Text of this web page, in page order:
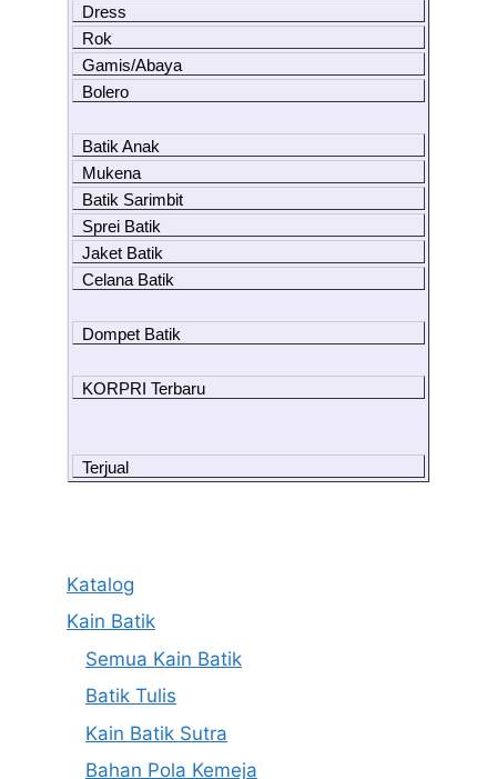
Dress
Rok
Gamis/Abaya
Bolero
Batik Anak
Mukena
Batik Sarimbit
Sprei Batik
Jaket Batik
Celana Batik
Dompet Batik
KORPRI Terbaru
Terjual
Katalog
Kain Batik
Semua Kain Batik
Batik Tulis
Kain Batik Sutra
Bahan Pola Kemeja